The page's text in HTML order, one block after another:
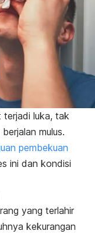
terjadi luka, tak
mulus.
pembekuan
ini dan kondisi
yang terlahir
kekurangan